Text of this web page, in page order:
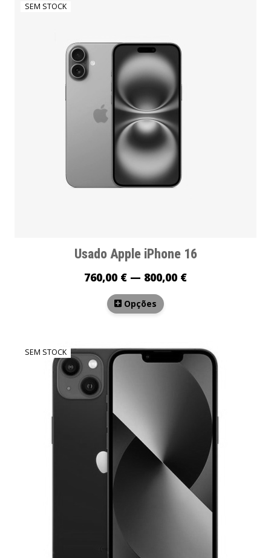
SEM STOCK
Usado Apple iPhone 16
760,00 € — 800,00 €
Opções
SEM STOCK